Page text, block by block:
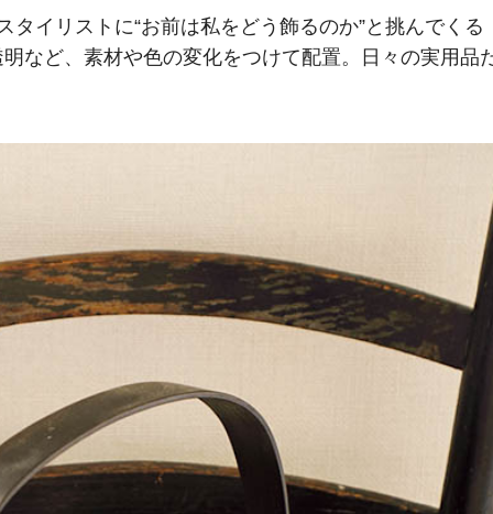
イリストに“お前は私をどう飾るのか”と挑んでくる
など、素材や色の変化をつけて配置。日々の実用品